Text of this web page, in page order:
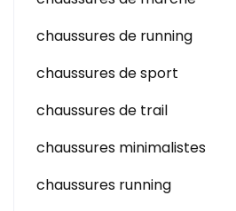
chaussures de running
chaussures de sport
chaussures de trail
chaussures minimalistes
chaussures running